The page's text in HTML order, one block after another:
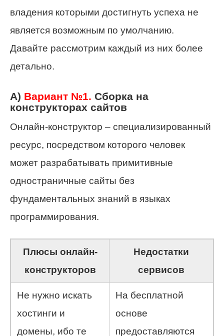
владения которыми достигнуть успеха не
является возможным по умолчанию.
Давайте рассмотрим каждый из них более
детально.
А) Вариант №1. Сборка на
конструкторах сайтов
Онлайн-конструктор – специализированный
ресурс, посредством которого человек
может разрабатывать примитивные
одностраничные сайты без
фундаментальных знаний в языках
программирования.
Плюсы онлайн-
конструкторов
Недостатки
сервисов
Не нужно искать
хостинги и
домены, ибо те
На бесплатной
основе
предоставляются